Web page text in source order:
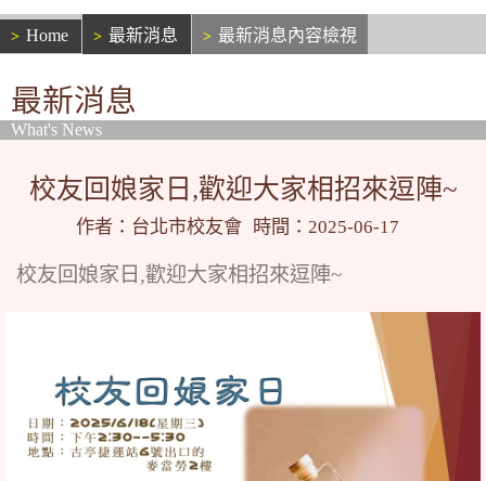
Home 最新消息 最新消息內容檢視
最新消息
What's News
校友回娘家日,歡迎大家相招來逗陣~
作者：台北市校友會 時間：2025-06-17
校友回娘家日,歡迎大家相招來逗陣~